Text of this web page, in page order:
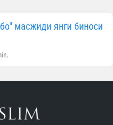
масжиди янги биноси